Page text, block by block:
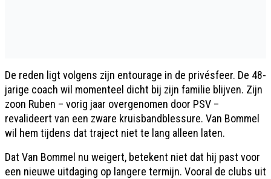
De reden ligt volgens zijn entourage in de privésfeer. De 48-
jarige coach wil momenteel dicht bij zijn familie blijven. Zijn
zoon Ruben – vorig jaar overgenomen door PSV –
revalideert van een zware kruisbandblessure. Van Bommel
wil hem tijdens dat traject niet te lang alleen laten.
Dat Van Bommel nu weigert, betekent niet dat hij past voor
een nieuwe uitdaging op langere termijn. Vooral de clubs uit